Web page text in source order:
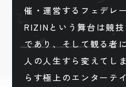
催・運営するフェデレ
RIZINという舞台は競
であり、そして観る者
人の人生すら変えてし
らす極上のエンターテ